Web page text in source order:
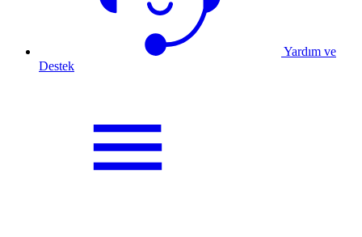
Yardım ve
Destek